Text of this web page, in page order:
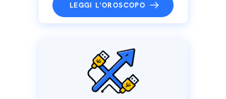
LEGGI L'OROSCOPO